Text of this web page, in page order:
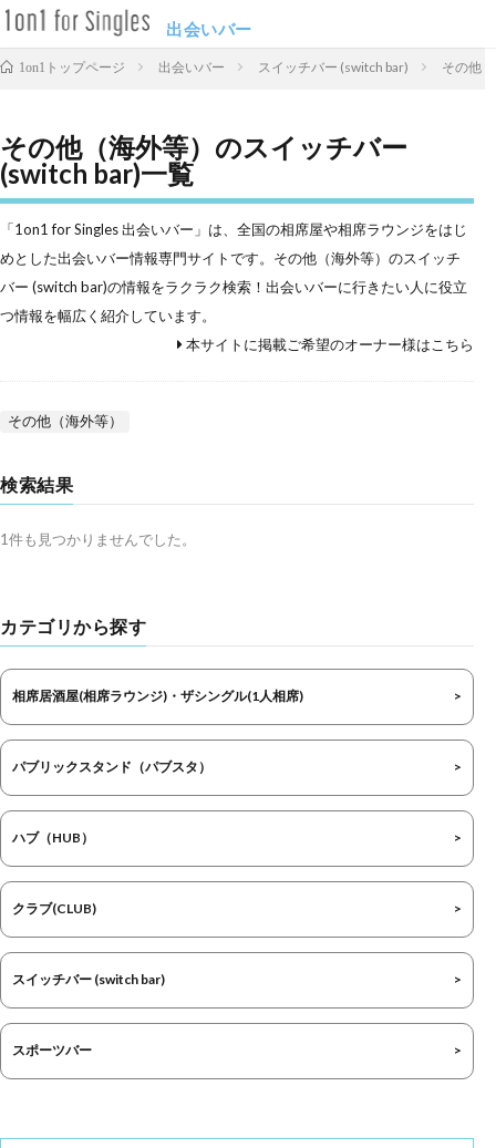
出会いバー
1on1トップページ 出会いバー スイッチバー (switch bar) その他
その他（海外等）のスイッチバー
(switch bar)一覧
「1on1 for Singles 出会いバー」は、全国の相席屋や相席ラウンジをはじ
めとした出会いバー情報専門サイトです。その他（海外等）のスイッチ
バー (switch bar)の情報をラクラク検索！出会いバーに行きたい人に役立
つ情報を幅広く紹介しています。
本サイトに掲載ご希望のオーナー様はこちら
その他（海外等）
検索結果
1件も見つかりませんでした。
カテゴリから探す
相席居酒屋(相席ラウンジ)・ザシングル(1人相席)
パブリックスタンド（パブスタ）
ハブ（HUB）
クラブ(CLUB)
スイッチバー (switch bar)
スポーツバー